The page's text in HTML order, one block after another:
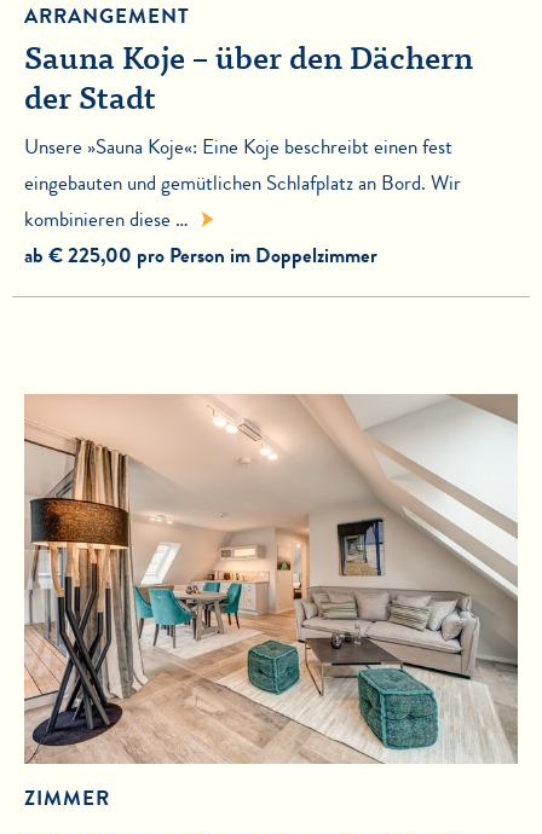
ARRANGEMENT
Sauna Koje – über den Dächern
der Stadt
Unsere »Sauna Koje«: Eine Koje beschreibt einen fest
eingebauten und gemütlichen Schlafplatz an Bord. Wir
kombinieren diese …
ab € 225,00 pro Person im Doppelzimmer
ZIMMER